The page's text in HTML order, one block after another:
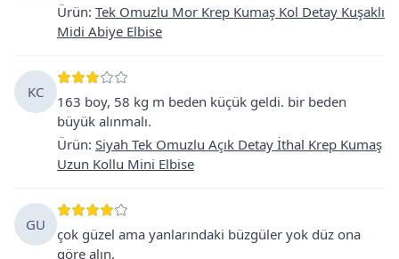
Ürün: Tek Omuzlu Mor Krep Kumaş Kol Detay Kuşaklı
Midi Abiye Elbise
KC
163 boy, 58 kg m beden küçük geldi. bir beden
büyük alınmalı.
Ürün: Siyah Tek Omuzlu Açık Detay İthal Krep Kumaş
Uzun Kollu Mini Elbise
GU
çok güzel ama yanlarındaki büzgüler yok düz ona
göre alın.